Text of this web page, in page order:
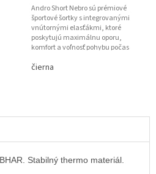
Andro Short Nebro sú prémiové
športové šortky s integrovanými
vnútornými elasťákmi, ktoré
poskytujú maximálnu oporu,
komfort a voľnosť pohybu počas
čierna
Stabilný thermo materiál.